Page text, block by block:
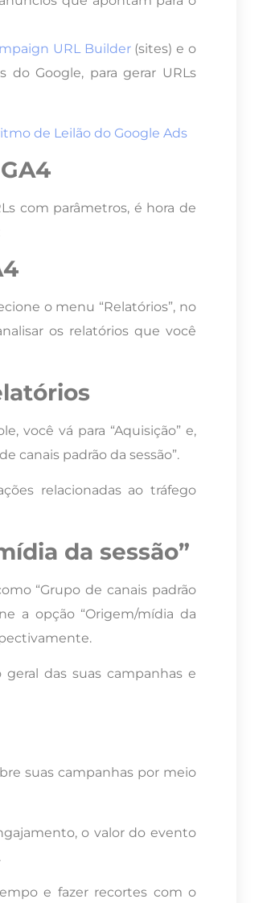
URL Builder(sites) e o
do Google, para gerar URLs
de Leilão do Google Ads
com parâmetros, é hora de
o menu “Relatórios”, no
os relatórios que você
você vá para “Aquisição” e,
canais padrão da sessão”.
relacionadas ao tráfego
da sessão”
“Grupo de canais padrão
a opção “Origem/mídia da
das suas campanhas e
suas campanhas por meio
o valor do evento
e fazer recortes com o